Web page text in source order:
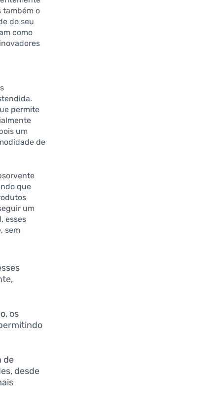
também o
do seu
como
permite
um
de
que
um
esses
sem
os
de
desde